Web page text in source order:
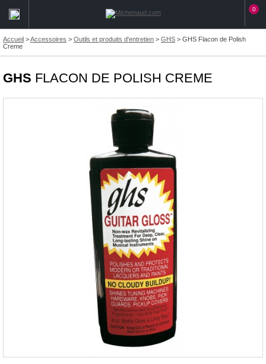
0
Accueil >Accessoires > Outils et produits d'entretien > GHS > GHS Flacon de Polish
Creme
GHS FLACON DE POLISH CREME